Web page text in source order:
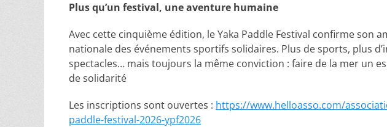
Plus qu’un festival, une aventure humaine
Avec cette cinquième édition, le Yaka Paddle Festival confirme son
nationale des événements sportifs solidaires. Plus de sports, plus
spectacles… mais toujours la même conviction : faire de la mer un
de solidarité
Les inscriptions sont ouvertes : https://www.helloasso.com/
paddle-festival-2026-ypf2026